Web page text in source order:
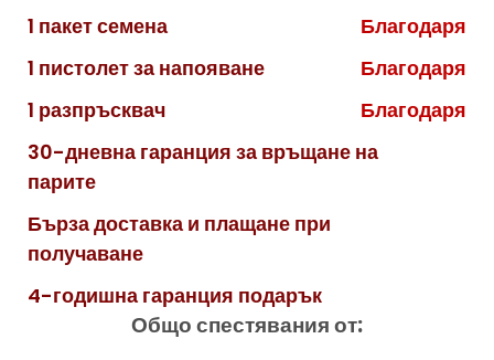
1 пакет семена
Благодаря
1 пистолет за напояване
Благодаря
1 разпръсквач
Благодаря
30-дневна гаранция за връщане на
парите
Бърза доставка и плащане при
получаване
4-годишна гаранция подарък
Общо спестявания от: